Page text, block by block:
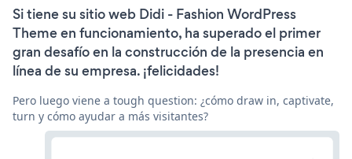
Si tiene su sitio web Didi - Fashion WordPress
Theme en funcionamiento, ha superado el primer
gran desafío en la construcción de la presencia en
línea de su empresa. ¡felicidades!
Pero luego viene a tough question: ¿cómo draw in, captivate,
turn y cómo ayudar a más visitantes?